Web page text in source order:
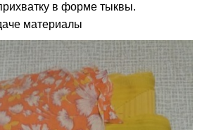
в форме тыквы.
материалы